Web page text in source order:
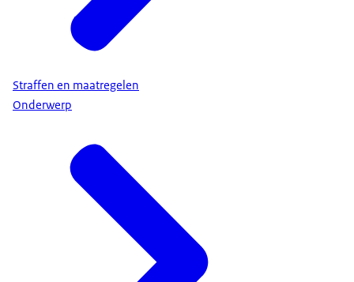
Straffen en maatregelen
Onderwerp